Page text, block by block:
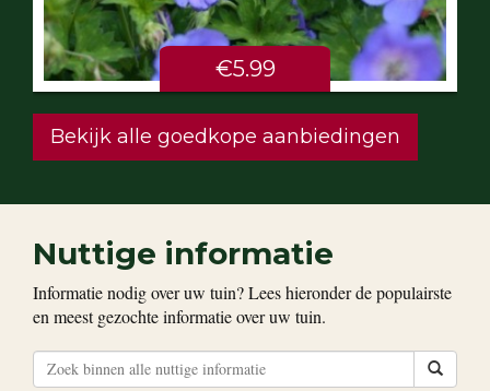
€5.99
Bekijk alle goedkope aanbiedingen
Nuttige informatie
Informatie nodig over uw tuin? Lees hieronder de populairste
en meest gezochte informatie over uw tuin.